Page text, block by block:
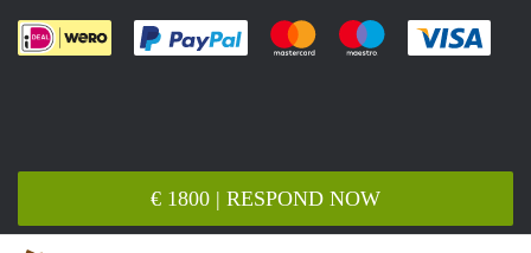
€ 1800 | RESPOND NOW
Pay easily with :payment method
Pay easily with :payment
Pay easily with